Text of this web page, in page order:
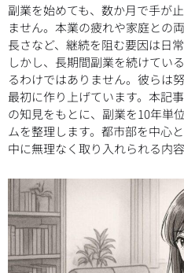
副業を始めても、数か月で手が
ません。本業の疲れや家庭との
長さなど、継続を阻む要因は日
しかし、長期間副業を続けてい
るわけではありません。彼らは
最初に作り上げています。本記
の知見をもとに、副業を10年単
ムを整理します。都市部を中心
中に無理なく取り入れられる内容